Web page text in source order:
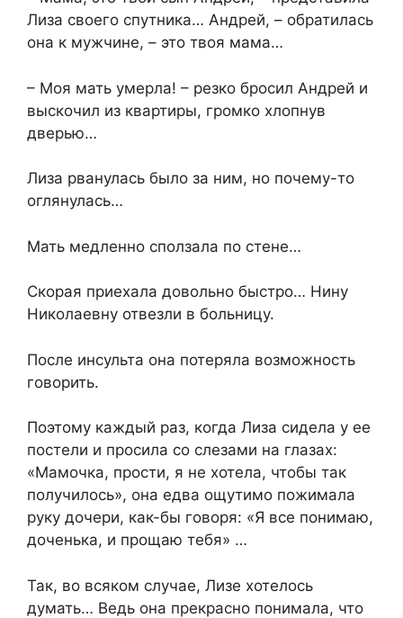
Лиза своего спутника… Андрей, – обратилась
она к мужчине, – это твоя мама…
– Моя мать умерла! – резко бросил Андрей и
выскочил из квартиры, громко хлопнув
дверью…
Лиза рванулась было за ним, но почему-то
оглянулась…
Мать медленно сползала по стене…
Скорая приехала довольно быстро… Нину
Николаевну отвезли в больницу.
После инсульта она потеряла возможность
говорить.
Поэтому каждый раз, когда Лиза сидела у ее
постели и просила со слезами на глазах:
«Мамочка, прости, я не хотела, чтобы так
получилось», она едва ощутимо пожимала
руку дочери, как-бы говоря: «Я все понимаю,
доченька, и прощаю тебя» …
Так, во всяком случае, Лизе хотелось
думать… Ведь она прекрасно понимала, что